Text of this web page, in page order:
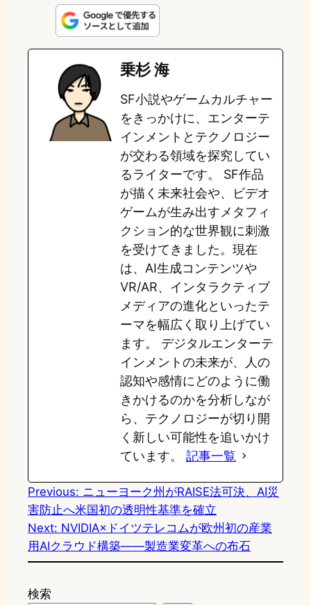
n
e
s
t
o
d
o
n
u
e
s
k
y
e
o
o
k
e
a
乗杉 海
SF小説やゲームカルチャー
をきっかけに、エンターテ
インメントとテクノロジー
が交わる領域を探究してい
るライターです。 SF作品
が描く未来社会や、ビデオ
ゲームが生み出すメタフィ
クション的な世界観に刺激
を受けてきました。現在
は、AI生成コンテンツや
VR/AR、インタラクティブ
メディアの進化といったテ
ーマを幅広く取り上げてい
ます。 デジタルエンターテ
インメントの未来が、人の
認知や感情にどのように働
きかけるのかを分析しなが
ら、テクノロジーが切り開
く新しい可能性を追いかけ
ています。 記事一覧
Previous: ニューヨーク州がRAISE法可決、AI災
害防止へ米国初の透明性基準を確立
Next: NVIDIA×ドイツテレコムが欧州初の産業
用AIクラウド構築——製造業変革への布石
検索